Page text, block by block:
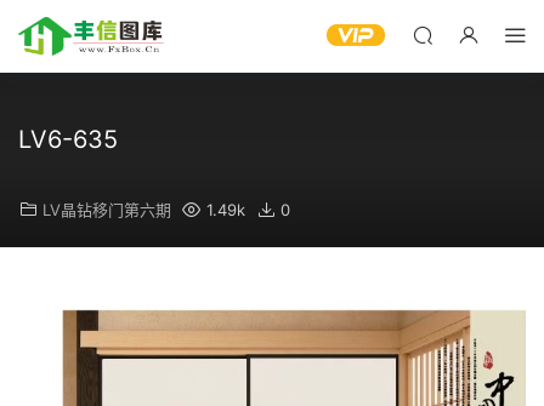
LV6-635
LV晶钻移门第六期 1.49k 0